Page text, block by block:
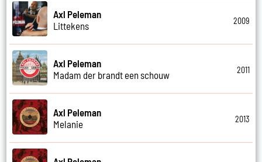
Axl Peleman
Littekens
2009
Axl Peleman
Madam der brandt een schouw
2011
Axl Peleman
Melanie
2013